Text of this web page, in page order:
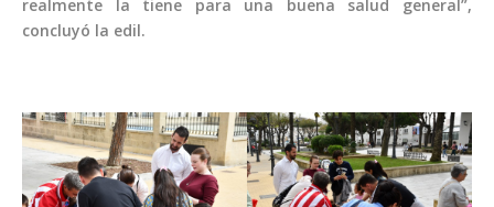
realmente la tiene para una buena salud general”,
concluyó la edil.